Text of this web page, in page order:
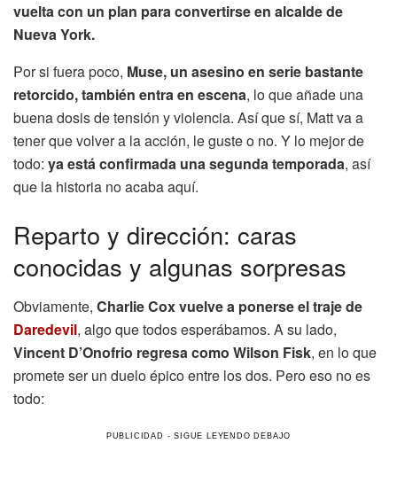
vuelta con un plan para convertirse en alcalde de
Nueva York.
Por si fuera poco, Muse, un asesino en serie bastante
retorcido, también entra en escena, lo que añade una
buena dosis de tensión y violencia. Así que sí, Matt va a
tener que volver a la acción, le guste o no. Y lo mejor de
todo: ya está confirmada una segunda temporada, así
que la historia no acaba aquí.
Reparto y dirección: caras
conocidas y algunas sorpresas
Obviamente, Charlie Cox vuelve a ponerse el traje de
Daredevil, algo que todos esperábamos. A su lado,
Vincent D’Onofrio regresa como Wilson Fisk, en lo que
promete ser un duelo épico entre los dos. Pero eso no es
todo: